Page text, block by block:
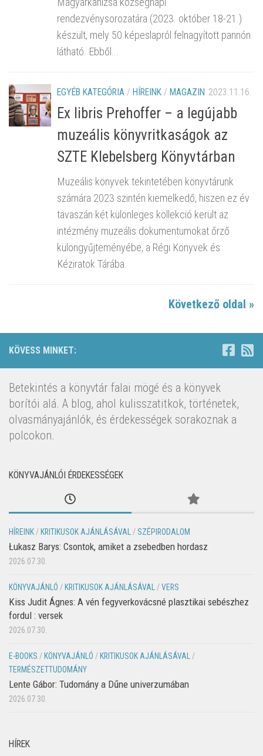
rendezvénysorozatára (2023. október 18-21.)
készült, mely 50 képeslapról felnagyított pannón
látható. Ebből...
EGYÉB KATEGÓRIA / HÍREINK / MAGAZIN 2023.11.16.
Ex libris Prehoffer – a legújabb
muzeális könyvritkaságok az
SZTE Klebelsberg Könyvtárban
Muzeális könyvek tekintetében könyvtárunk
számára 2023 szintén kiemelkedő, hiszen ez év
tavaszán két különleges kollekció került az
intézmény muzeális dokumentumokat őrző
különgyűjteményébe, a Régi Könyvek és
Kéziratok Tárába.
Következő oldal »
KÖVESS MINKET:
Betekintés a könyvtár falai mögé és a könyvek
borítói alá. A blog, ahol kulisszatitkok, történetek,
olvasmányajánlók, és érdekességek sorakoznak a
polcokon.
KÖNYVAJÁNLÓI ÉRDEKESSÉGEK
HÍREINK/ KRITIKUSOK AJÁNLÁSÁVAL/ SZÉPIRODALOM
Łukasz Barys: Csontok, amiket a zsebedben hordasz
2026.07.30.
KÖNYVAJÁNLÓ / KRITIKUSOK AJÁNLÁSÁVAL/VERS
Kiss Judit Ágnes: A vén fegyverkovácsné plasztikai sebészhez
fordul : versek
2026.07.30.
E-BOOKS / KÖNYVAJÁNLÓ / KRITIKUSOK AJÁNLÁSÁVAL/
TERMÉSZETTUDOMÁNY
Lente Gábor: Tudomány a Dűne univerzumában
2026.07.30.
HÍREK